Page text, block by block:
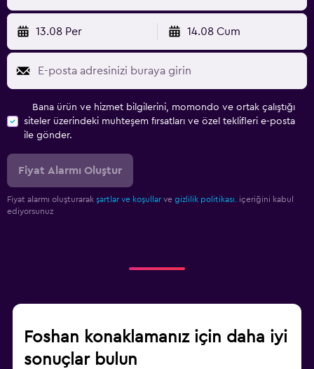
13.08 Per 14.08 Cum
Bana ürün ve hizmet bilgilerini, momondo ve ortak çalıştığı
siteler üzerindeki muhteşem fırsatları ve özel teklifleri e-posta
ile gönder.
Fiyat Alarmı Oluştur
Fiyat alarmı oluşturarak şartlar ve koşullar ve gizlilik politikası.
içeriğini kabul
ediyorsunuz
Foshan konaklamanız için daha iyi
sonuçlar bulun